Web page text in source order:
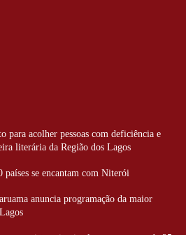
para acolher pessoas com deficiência e
literária da Região dos Lagos
se encantam com Niterói
anuncia programação da maior